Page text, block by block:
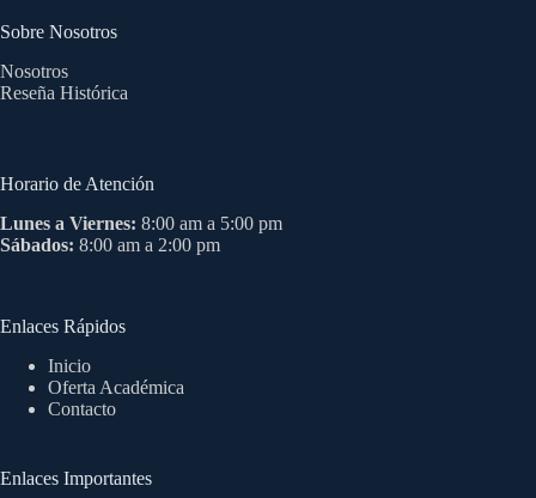
Sobre Nosotros
Nosotros
Reseña Histórica
Horario de Atención
Lunes a Viernes: 8:00 am a 5:00 pm
Sábados: 8:00 am a 2:00 pm
Enlaces Rápidos
Inicio
Oferta Académica
Contacto
Enlaces Importantes